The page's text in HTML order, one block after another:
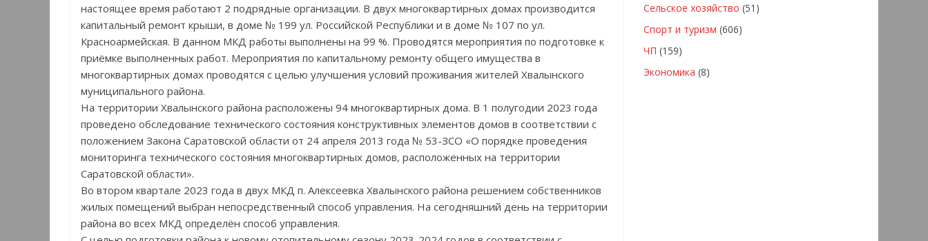
настоящее время работают 2 подрядные организации. В двух многоквартирных домах производится
капитальный ремонт крыши, в доме № 199 ул. Российской Республики и в доме № 107 по ул.
Красноармейская. В данном МКД работы выполнены на 99 %. Проводятся мероприятия по подготовке к
приёмке выполненных работ. Мероприятия по капитальному ремонту общего имущества в
многоквартирных домах проводятся с целью улучшения условий проживания жителей Хвалынского
муниципального района.
На территории Хвалынского района расположены 94 многоквартирных дома. В 1 полугодии 2023 года
проведено обследование технического состояния конструктивных элементов домов в соответствии с
положением Закона Саратовской области от 24 апреля 2013 года № 53-ЗСО «О порядке проведения
мониторинга технического состояния многоквартирных домов, расположенных на территории
Саратовской области».
Во втором квартале 2023 года в двух МКД п. Алексеевка Хвалынского района решением собственников
жилых помещений выбран непосредственный способ управления. На сегодняшний день на территории
района во всех МКД определён способ управления.
Сельское хозяйство (51)
Спорт и туризм (606)
ЧП (159)
Экономика (8)